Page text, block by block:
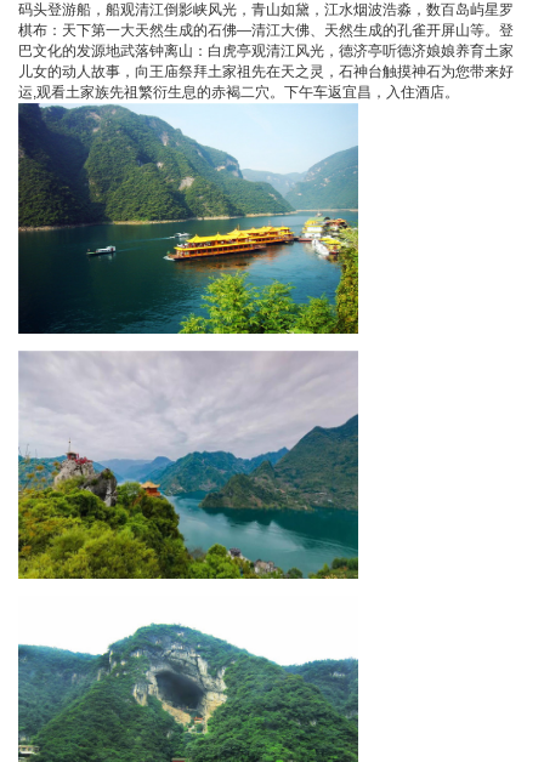
码头登游船，船观清江倒影峡风光，青山如黛，江水烟波浩淼，数百岛屿星罗
棋布：天下第一大天然生成的石佛―清江大佛、天然生成的孔雀开屏山等。登
巴文化的发源地武落钟离山：白虎亭观清江风光，德济亭听德济娘娘养育土家
儿女的动人故事，向王庙祭拜土家祖先在天之灵，石神台触摸神石为您带来好
运,观看土家族先祖繁衍生息的赤褐二穴。下午车返宜昌，入住酒店。